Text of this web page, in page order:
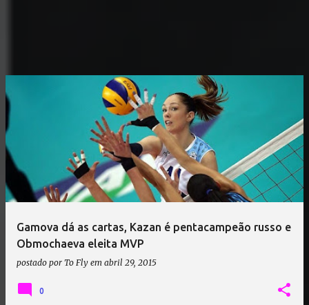
Gamova dá as cartas, Kazan é pentacampeão russo e
Obmochaeva eleita MVP
postado por To Fly em abril 29, 2015
0